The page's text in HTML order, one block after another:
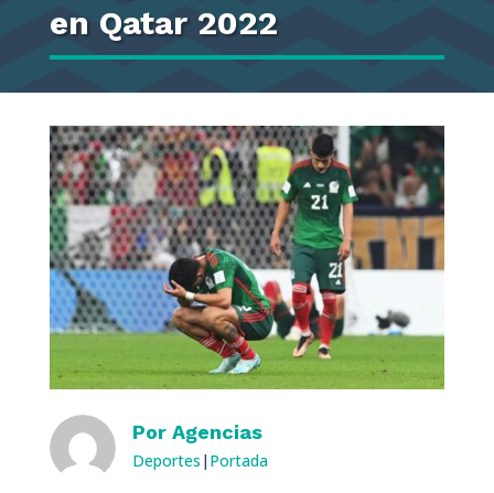
en Qatar 2022
Por Agencias
Deportes | Portada